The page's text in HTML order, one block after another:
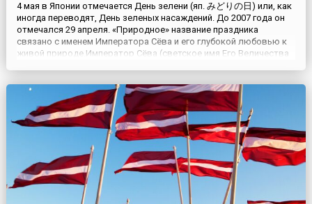
4 мая в Японии отмечается День зелени (яп. みどりの日) или, как
иногда переводят, День зеленых насаждений. До 2007 года он
отмечался 29 апреля. «Природное» название праздника
связано с именем Императора Сёва и его глубокой любовью к
живой природе.Император Сёва (светское имя Его Величества